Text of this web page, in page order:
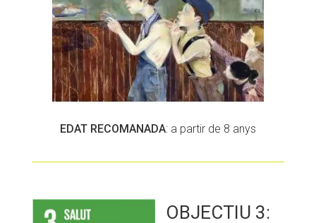
EDAT RECOMANADA: a partir de 8 anys
OBJECTIU 3: